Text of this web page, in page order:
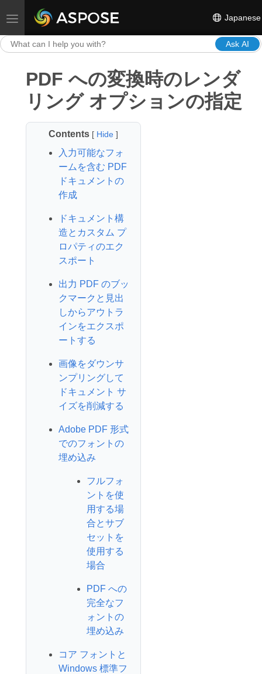
Toggle navigation Japanese
Ask AI
PDF への変換時のレンダ
リング オプションの指定
Contents [ Hide]
入力可能なフォ
ームを含む PDF
ドキュメントの
作成
ドキュメント構
造とカスタム プ
ロパティのエク
スポート
出力 PDF のブッ
クマークと見出
しからアウトラ
インをエクスポ
ートする
画像をダウンサ
ンプリングして
ドキュメント サ
イズを削減する
Adobe PDF 形式
でのフォントの
埋め込み
フルフォ
ントを使
用する場
合とサブ
セットを
使用する
場合
PDF への
完全なフ
ォントの
埋め込み
コア フォントと
Windows 標準フ